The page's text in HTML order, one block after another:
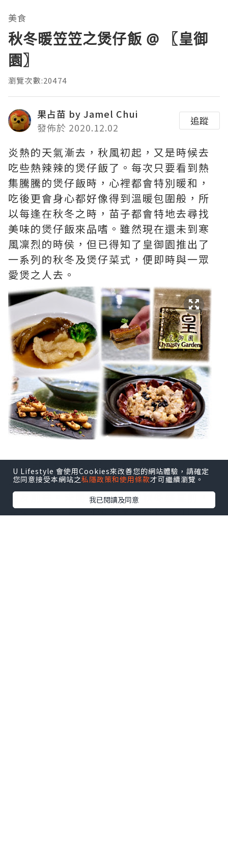
U Lifestyle 會使用Cookies來改善您的網站體驗，請確定
您同意接受本網站之私隱政策和使用條款才可繼續瀏覽。
我已閱讀及同意
美食
秋冬暖笠笠之煲仔飯 @ 〖皇御
園〗
瀏覽次數:20474
果占苗 by Jamel Chui
發佈於 2020.12.02
追蹤
炎熱的天氣漸去，秋風初起，又是時候去
吃些熱辣辣的煲仔飯了。每次只要看到熱
集騰騰的煲仔飯時，心裡都會特別暖和，
吃後更會身心都好像得到溫暖包圍般，所
以每逢在秋冬之時，苗子都會特地去尋找
美味的煲仔飯來品嗜。雖然現在還未到寒
風凜烈的時侯，但已得知了皇御園推出了
一系列的秋冬及煲仔菜式，便即時與一眾
愛煲之人去。
皇御園的位置的確較為偏僻，但幸好也不
算不方便，所以也招來了幾位志同道合的
朋友前往。未開始熱辣辣的秋冬盛宴前，
先來一件小小的【金鰻拿破侖】來打開序